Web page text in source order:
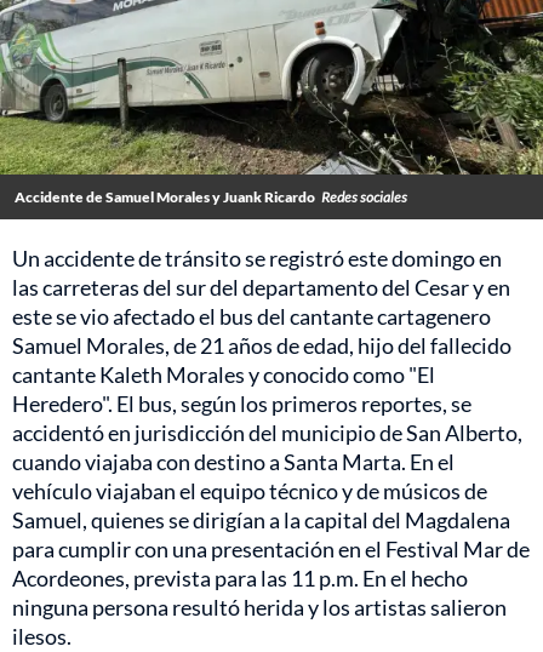
Accidente de Samuel Morales y Juank Ricardo Redes sociales
Un accidente de tránsito se registró este domingo en
las carreteras del sur del departamento del Cesar y en
este se vio afectado el bus del cantante cartagenero
Samuel Morales, de 21 años de edad, hijo del fallecido
cantante Kaleth Morales y conocido como "El
Heredero". El bus, según los primeros reportes, se
accidentó en jurisdicción del municipio de San Alberto,
cuando viajaba con destino a Santa Marta. En el
vehículo viajaban el equipo técnico y de músicos de
Samuel, quienes se dirigían a la capital del Magdalena
para cumplir con una presentación en el Festival Mar de
Acordeones, prevista para las 11 p.m. En el hecho
ninguna persona resultó herida y los artistas salieron
ilesos.